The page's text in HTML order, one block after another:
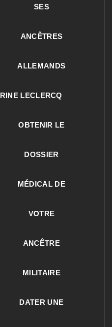
SES
ANCÊTRES
ALLEMANDS
LECLERCQ
OBTENIR LE
DOSSIER
MÉDICAL DE
VOTRE
ANCÊTRE
MILITAIRE
DATER UNE